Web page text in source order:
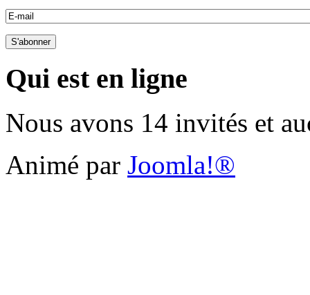
Qui est en ligne
Nous avons 14 invités et
Animé par Joomla!®